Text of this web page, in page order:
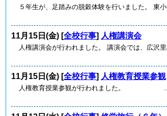
５年生が、足踏みの脱穀体験を行いました。 東
11月15日(金) [全校行事] 人権講演会
人権講演会が行われました。 講演会では、広沢
11月15日(金) [全校行事] 人権教育授業参観
人権教育授業参観が行われました。 ...